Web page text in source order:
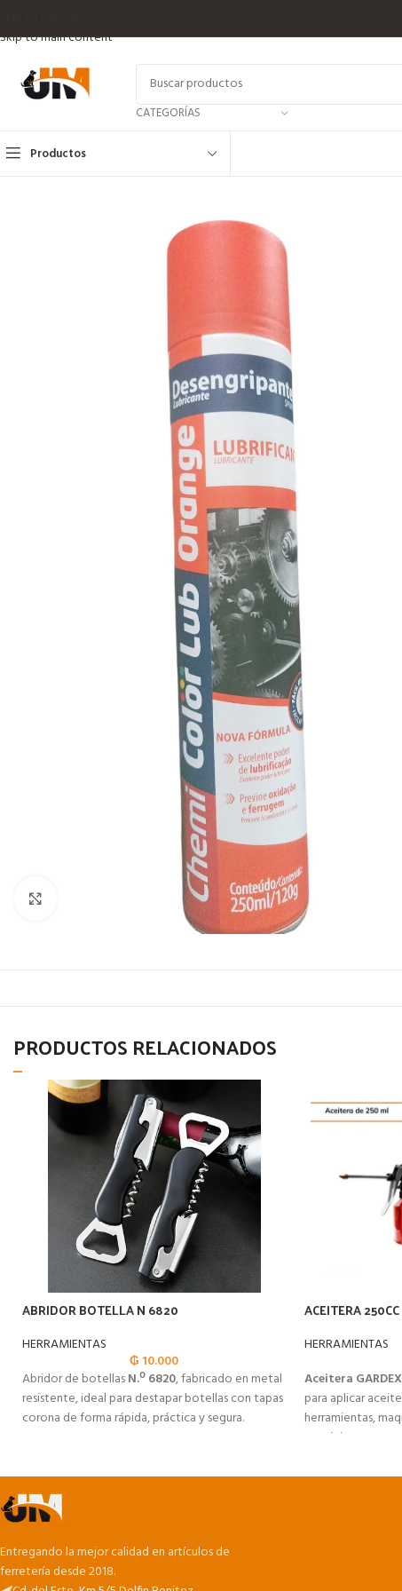
Skip to main content
CATEGORÍAS
Productos
PRODUCTOS RELACIONADOS
ABRIDOR BOTELLA N 6820
HERRAMIENTAS
₲ 10.000
Abridor de botellasN.º 6820, fabricado en metal
resistente, ideal para destapar botellas con tapas
corona de forma rápida, práctica y segura.
ACEITERA
HERRAMIENTAS
Aceitera
para aplicar
herramientas,
mecánicos.
Entregando la mejor calidad en artículos de
ferretería desde 2018.